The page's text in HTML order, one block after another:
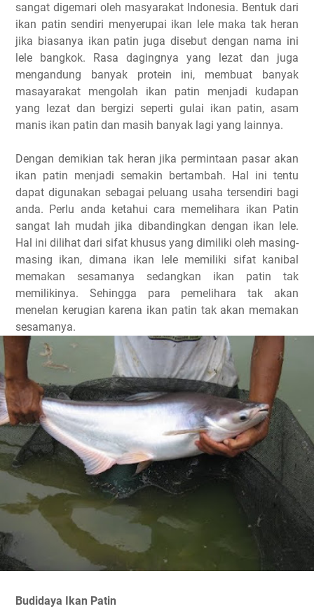
sangat digemari oleh masyarakat Indonesia. Bentuk dari
ikan patin sendiri menyerupai ikan lele maka tak heran
jika biasanya ikan patin juga disebut dengan nama ini
lele bangkok. Rasa dagingnya yang lezat dan juga
mengandung banyak protein ini, membuat banyak
masayarakat mengolah ikan patin menjadi kudapan
yang lezat dan bergizi seperti gulai ikan patin, asam
manis ikan patin dan masih banyak lagi yang lainnya.
Dengan demikian tak heran jika permintaan pasar akan
ikan patin menjadi semakin bertambah. Hal ini tentu
dapat digunakan sebagai peluang usaha tersendiri bagi
anda. Perlu anda ketahui cara memelihara ikan Patin
sangat lah mudah jika dibandingkan dengan ikan lele.
Hal ini dilihat dari sifat khusus yang dimiliki oleh masing-
masing ikan, dimana ikan lele memiliki sifat kanibal
memakan sesamanya sedangkan ikan patin tak
memilikinya. Sehingga para pemelihara tak akan
menelan kerugian karena ikan patin tak akan memakan
sesamanya.
Budidaya Ikan Patin